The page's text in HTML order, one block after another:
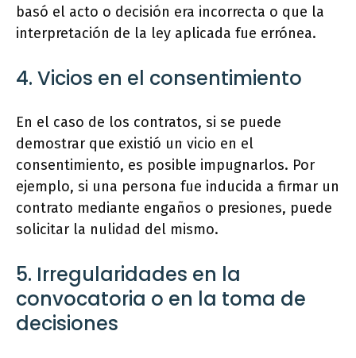
basó el acto o decisión era incorrecta o que la
interpretación de la ley aplicada fue errónea.
4. Vicios en el consentimiento
En el caso de los contratos, si se puede
demostrar que existió un vicio en el
consentimiento, es posible impugnarlos. Por
ejemplo, si una persona fue inducida a firmar un
contrato mediante engaños o presiones, puede
solicitar la nulidad del mismo.
5. Irregularidades en la
convocatoria o en la toma de
decisiones